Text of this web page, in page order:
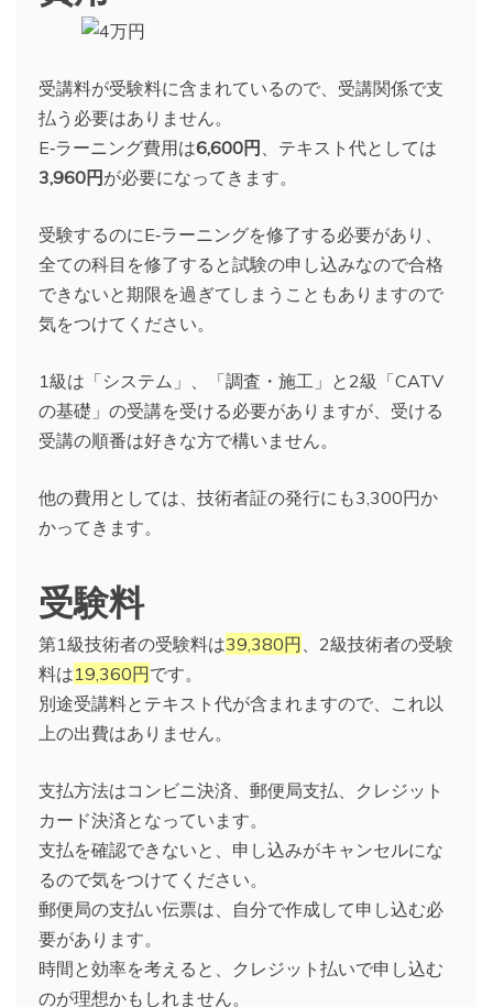
受講料が受験料に含まれているので、受講関係で支
払う必要はありません。
E‐ラーニング費用は6,600円 、テキスト代としては
3,960円が必要になってきます。
受験するのにE‐ラーニングを修了する必要があり、
全ての科目を修了すると試験の申し込みなので合格
できないと期限を過ぎてしまうこともありますので
気をつけてください。
1級は「システム」、「調査・施工」と2級「CATV
の基礎」の受講を受ける必要がありますが、受ける
受講の順番は好きな方で構いません。
他の費用としては、技術者証の発行にも3,300円か
かってきます。
受験料
第1級技術者の受験料は39,380円 、2級技術者の受験
料は19,360円です。
別途受講料とテキスト代が含まれますので、これ以
上の出費はありません。
支払方法はコンビニ決済、郵便局支払、クレジット
カード決済となっています。
支払を確認できないと、申し込みがキャンセルにな
るので気をつけてください。
郵便局の支払い伝票は、自分で作成して申し込む必
要があります。
時間と効率を考えると、クレジット払いで申し込む
のが理想かもしれません。